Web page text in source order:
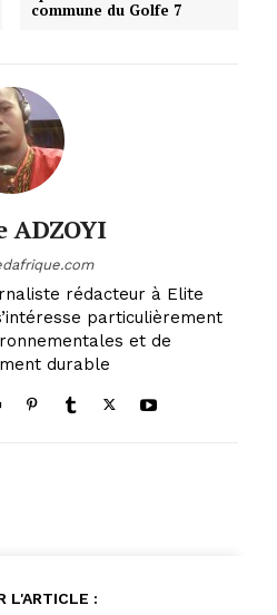
commune du Golfe 7
ADZOYI
rédacteur à Elite
particulièrement
et de
durable
L'ARTICLE :